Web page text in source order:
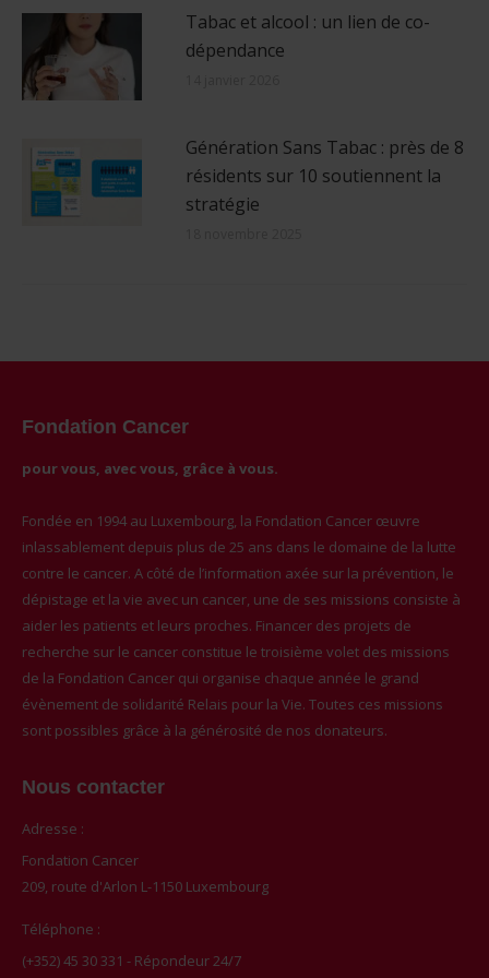
Tabac et alcool : un lien de co-
dépendance
Génération Sans Tabac : près de 8
résidents sur 10 soutiennent la
stratégie
Fondation Cancer
pour vous, avec vous, grâce à vous.
Fondée en 1994 au Luxembourg, la Fondation Cancer œuvre
inlassablement depuis plus de 25 ans dans le domaine de la lutte
contre le cancer. A côté de l’information axée sur la prévention, le
dépistage et la vie avec un cancer, une de ses missions consiste à
aider les patients et leurs proches. Financer des projets de
recherche sur le cancer constitue le troisième volet des missions
de la Fondation Cancer qui organise chaque année le grand
évènement de solidarité Relais pour la Vie. Toutes ces missions
sont possibles grâce à la générosité de nos donateurs.
Nous contacter
Adresse :
Fondation Cancer
209, route d'Arlon L-1150 Luxembourg
Téléphone :
(+352) 45 30 331 - Répondeur 24/7